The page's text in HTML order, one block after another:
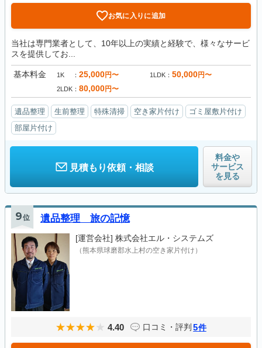
お気に入りに追加
当社は専門業者として、10年以上の実績と経験で、様々なサービ
スを提供してお...
基本料金 1K 25,000円〜 1LDK 50,000円〜
2LDK 80,000円〜
遺品整理 生前整理 特殊清掃 空き家片付け
ゴミ屋敷片付け
部屋片付け
見積もり依頼・相談
料金や
サービス
を見る
9位 遺品整理 旅の記憶
[運営会社] 株式会社エル・システムズ
（熊本県球磨郡水上村の空き家片付け）
4.40 口コミ・評判 5件